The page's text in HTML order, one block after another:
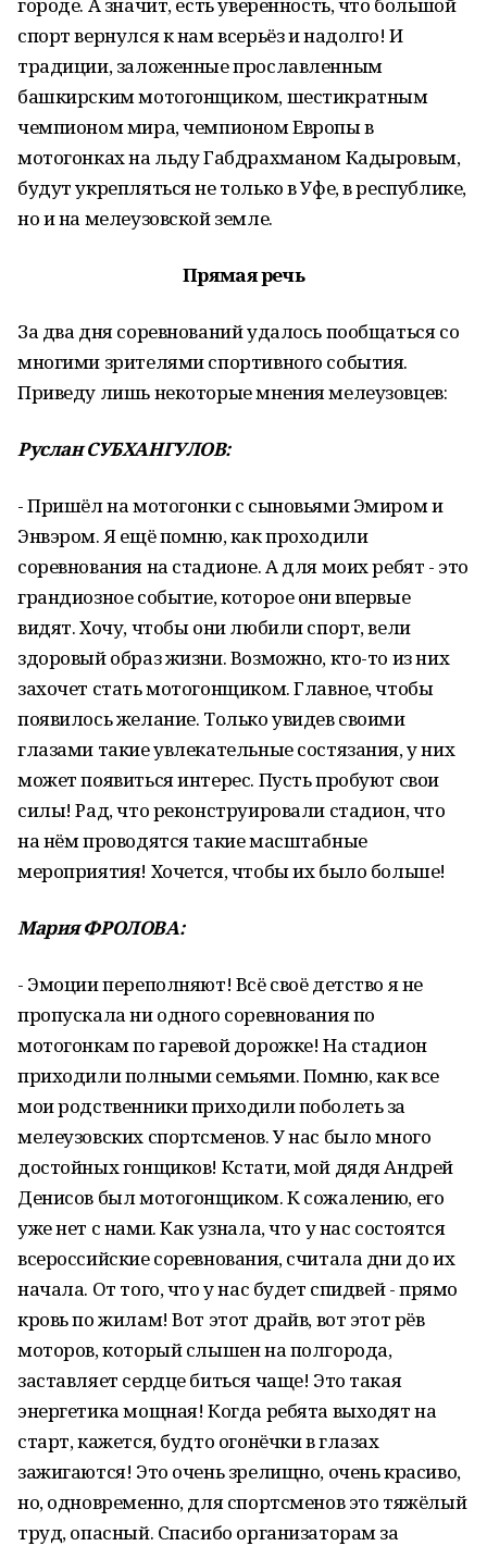
спорт вернулся к нам всерьёз и надолго! И
традиции, заложенные прославленным
башкирским мотогонщиком, шестикратным
чемпионом мира, чемпионом Европы в
мотогонках на льду Габдрахманом Кадыровым,
будут укрепляться не только в Уфе, в республике,
но и на мелеузовской земле.
Прямая речь
За два дня соревнований удалось пообщаться со
многими зрителями спортивного события.
Приведу лишь некоторые мнения мелеузовцев:
Руслан СУБХАНГУЛОВ:
- Пришёл на мотогонки с сыновьями Эмиром и
Энвэром. Я ещё помню, как проходили
соревнования на стадионе. А для моих ребят - это
грандиозное событие, которое они впервые
видят. Хочу, чтобы они любили спорт, вели
здоровый образ жизни. Возможно, кто-то из них
захочет стать мотогонщиком. Главное, чтобы
появилось желание. Только увидев своими
глазами такие увлекательные состязания, у них
может появиться интерес. Пусть пробуют свои
силы! Рад, что реконструировали стадион, что
на нём проводятся такие масштабные
мероприятия! Хочется, чтобы их было больше!
Мария ФРОЛОВА:
- Эмоции переполняют! Всё своё детство я не
пропускала ни одного соревнования по
мотогонкам по гаревой дорожке! На стадион
приходили полными семьями. Помню, как все
мои родственники приходили поболеть за
мелеузовских спортсменов. У нас было много
достойных гонщиков! Кстати, мой дядя Андрей
Денисов был мотогонщиком. К сожалению, его
уже нет с нами. Как узнала, что у нас состоятся
всероссийские соревнования, считала дни до их
начала. От того, что у нас будет спидвей - прямо
кровь по жилам! Вот этот драйв, вот этот рёв
моторов, который слышен на полгорода,
заставляет сердце биться чаще! Это такая
энергетика мощная! Когда ребята выходят на
старт, кажется, будто огонёчки в глазах
зажигаются! Это очень зрелищно, очень красиво,
но, одновременно, для спортсменов это тяжёлый
труд, опасный. Спасибо организаторам за